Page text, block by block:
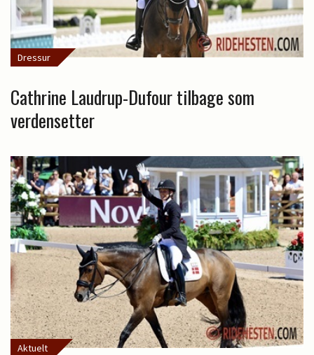
Dressur
Cathrine Laudrup-Dufour tilbage som
verdensetter
Aktuelt